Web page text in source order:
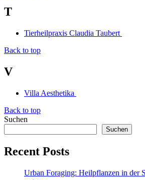
T
Tierheilpraxis Claudia Taubert
Back to top
V
Villa Aesthetika
Back to top
Suchen
Suchen
Recent Posts
Urban Foraging: Heilpflanzen in der